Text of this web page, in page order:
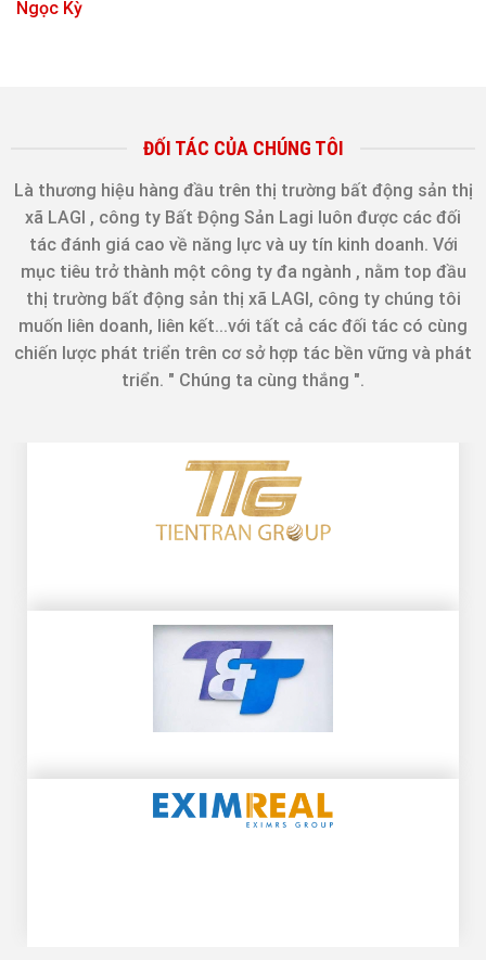
Ngọc Kỳ
ĐỐI TÁC CỦA CHÚNG TÔI
Là thương hiệu hàng đầu trên thị trường bất động sản thị
xã LAGI , công ty Bất Động Sản Lagi luôn được các đối
tác đánh giá cao về năng lực và uy tín kinh doanh. Với
mục tiêu trở thành một công ty đa ngành , nằm top đầu
thị trường bất động sản thị xã LAGI, công ty chúng tôi
muốn liên doanh, liên kết...với tất cả các đối tác có cùng
chiến lược phát triển trên cơ sở hợp tác bền vững và phát
triển. " Chúng ta cùng thắng ".